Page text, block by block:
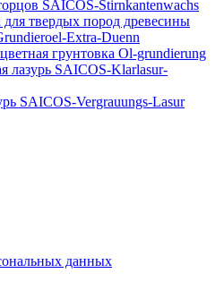
SAICOS-Stirnkantenwachs
для твердых пород древесины
Extra-Duenn
грунтовка Ol-grundierung
лазурь SAICOS-Klarlasur-
SAICOS-Vergrauungs-Lasur
данных